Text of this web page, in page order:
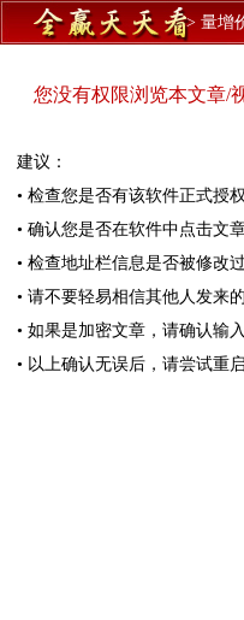
> 量增
您没有权限浏览本文章/
建议：
• 检查您是否有该软件正式授
• 确认您是否在软件中点击文
• 检查地址栏信息是否被修改过
• 请不要轻易相信其他人发来
• 如果是加密文章，请确认输
• 以上确认无误后，请尝试重